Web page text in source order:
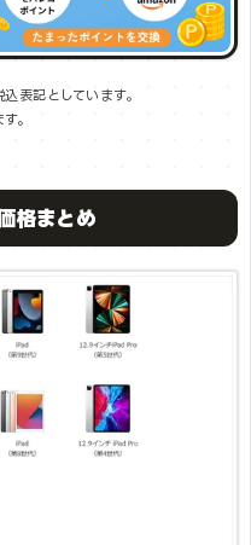
表記としています。
。
格まとめ